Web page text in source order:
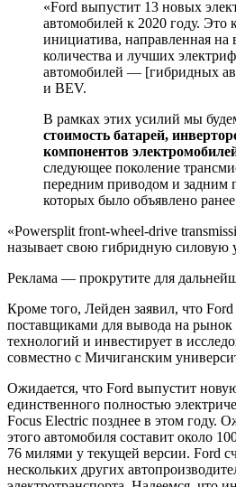
«Ford выпустит 13 новых
автомобилей к 2020 году. Это
инициатива, направленная на
количества и лучших
автомобилей — [гибридных
и BEV.
В рамках этих усилий мы
стоимость батарей,
компонентов
следующее поколение
передним приводом и задним
которых было объявлено
«Powersplit front-wheel-drive
называет свою гибридную силовую
Реклама — прокрутите для
Кроме того, Лейден заявил, что
поставщиками для вывода на
технологий и инвестирует в
совместно с Мичиганским
Ожидается, что Ford выпустит
единственного полностью
Focus Electric позднее в этом году.
этого автомобиля составит около
76 милями у текущей версии. Ford
нескольких других